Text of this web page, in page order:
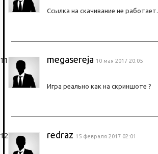
Ссылка на скачивание не работает.
megasereja 10 мая 2017 20:05
Игра реально как на скриншоте ?
redraz 15 февраля 2017 02:01